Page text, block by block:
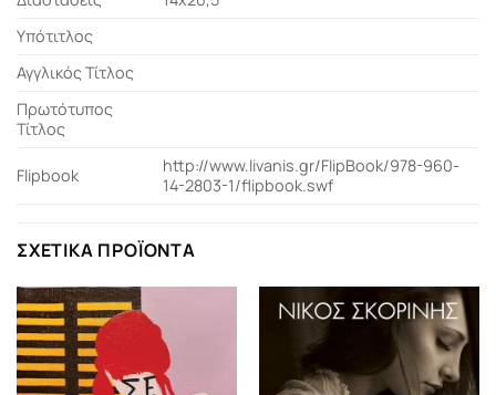
Υπότιτλος
Αγγλικός Τίτλος
Πρωτότυπος
Τίτλος
Flipbook
http://www.livanis.gr/FlipBook/978-960-
14-2803-1/flipbook.swf
ΣΧΕΤΙΚΆ ΠΡΟΪΌΝΤΑ